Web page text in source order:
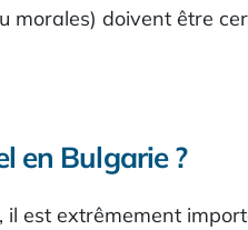
morales) doivent être
en Bulgarie ?
est extrêmement